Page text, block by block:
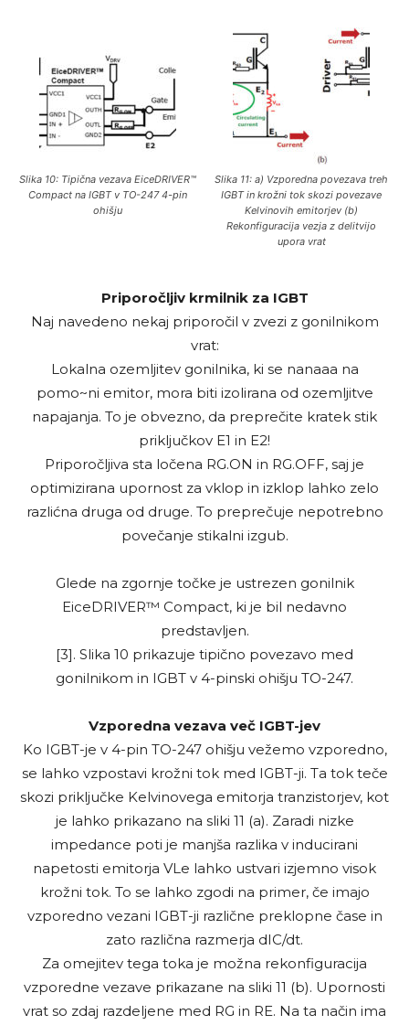
Slika 10: Tipična vezava EiceDRIVER™
Compact na IGBT v TO-247 4-pin
ohišju
Slika 11: a) Vzporedna povezava treh
IGBT in krožni tok skozi povezave
Kelvinovih emitorjev (b)
Rekonfiguracija vezja z delitvijo
upora vrat
Priporočljiv krmilnik za IGBT
Naj navedeno nekaj priporočil v zvezi z gonilnikom
vrat:
Lokalna ozemljitev gonilnika, ki se nanaaa na
pomo~ni emitor, mora biti izolirana od ozemljitve
napajanja. To je obvezno, da preprečite kratek stik
priključkov E1 in E2!
Priporočljiva sta ločena RG.ON in RG.OFF, saj je
optimizirana upornost za vklop in izklop lahko zelo
razlićna druga od druge. To preprečuje nepotrebno
povečanje stikalni izgub.
Glede na zgornje točke je ustrezen gonilnik
EiceDRIVER™ Compact, ki je bil nedavno
predstavljen.
[3]. Slika 10 prikazuje tipično povezavo med
gonilnikom in IGBT v 4-pinski ohišju TO-247.
Vzporedna vezava več IGBT-jev
Ko IGBT-je v 4-pin TO-247 ohišju vežemo vzporedno,
se lahko vzpostavi krožni tok med IGBT-ji. Ta tok teče
skozi priključke Kelvinovega emitorja tranzistorjev, kot
je lahko prikazano na sliki 11 (a). Zaradi nizke
impedance poti je manjša razlika v inducirani
napetosti emitorja VLe lahko ustvari izjemno visok
krožni tok. To se lahko zgodi na primer, če imajo
vzporedno vezani IGBT-ji različne preklopne čase in
zato različna razmerja dIC/dt.
Za omejitev tega toka je možna rekonfiguracija
vzporedne vezave prikazane na sliki 11 (b). Upornosti
vrat so zdaj razdeljene med RG in RE. Na ta način ima